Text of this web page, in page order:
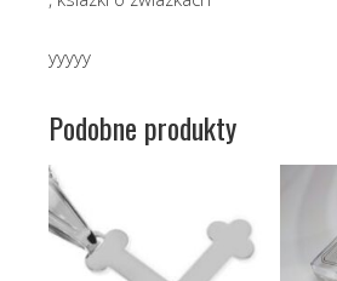
yyyyy
Podobne produkty